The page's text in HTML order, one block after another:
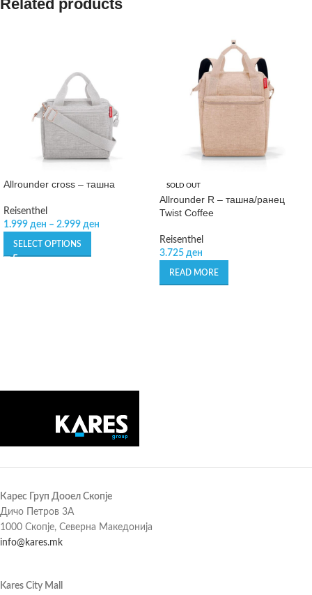
Related products
Allrounder cross – ташна
Reisenthel
1.999 ден – 2.999 ден
SELECT OPTIONS
SOLD OUT
Allrounder R – ташна/ранец
Twist Coffee
Reisenthel
3.725 ден
READ MORE
Карес Груп Дооел Скопје
Дичо Петров 3А
1000 Скопје, Северна Македонија
info@kares.mk
Kares City Mall